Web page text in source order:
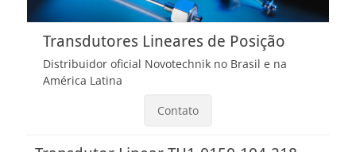
Transdutores Lineares de Posição
Distribuidor oficial Novotechnik no Brasil e na
América Latina
Contato